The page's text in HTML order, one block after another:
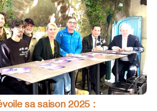
sa saison 2025 :